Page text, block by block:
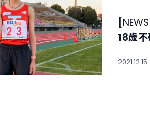
NEWS
18歲
2021.12.15